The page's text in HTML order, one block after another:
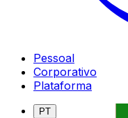
Pessoal
Corporativo
Plataforma
PT